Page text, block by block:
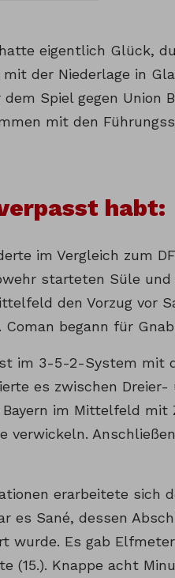
eigentlich Glück,
der Niederlage in
dem Spiel gegen Union
mit den
habt:
im Vergleich zum
starteten Süle
den Vorzug vor
begann für
im 3-5-2-System mit
es zwischen
im Mittelfeld
verwickeln.
erarbeitete sich
es Sané, dessen
wurde. Es gab
(15.). Knappe acht